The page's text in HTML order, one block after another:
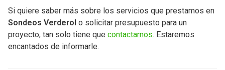
Si quiere saber más sobre los servicios que prestamos en
Sondeos Verderol o solicitar presupuesto para un
proyecto, tan solo tiene que contactarnos. Estaremos
encantados de informarle.